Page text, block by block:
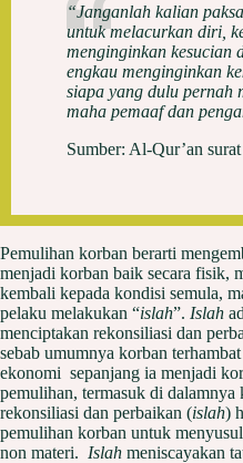
“Janganlah kalian
untuk melacurkan diri,
menginginkan kesucian
engkau menginginkan
siapa yang dulu pernah
maha pemaaf dan
Sumber: Al-Qur’an
Pemulihan korban berarti
menjadi korban baik secara fisik,
kembali kepada kondisi semula,
pelaku melakukan “islah”. Islah
menciptakan rekonsiliasi dan
sebab umumnya korban
ekonomi sepanjang ia menjadi
pemulihan, termasuk di
rekonsiliasi dan perbaikan (islah)
pemulihan korban untuk
non materi. Islah meniscayakan